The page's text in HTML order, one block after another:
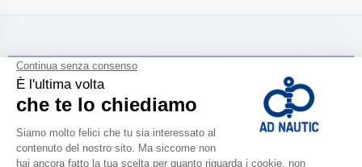
CATALOGARE
Scopri la
nuova guida AD 2026